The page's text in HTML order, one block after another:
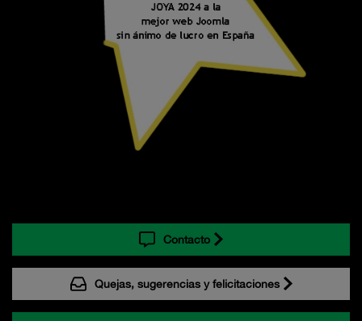
Contacto
Quejas, sugerencias y felicitaciones